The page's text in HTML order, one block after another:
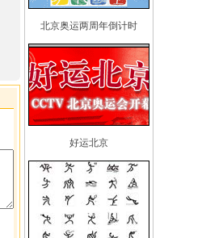
北京奥运两周年倒计时
好运北京